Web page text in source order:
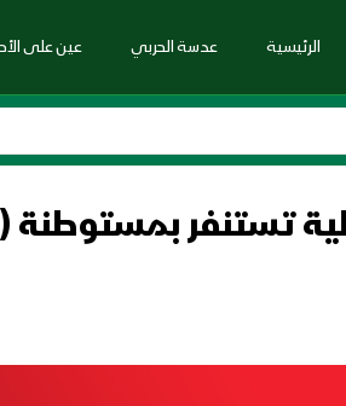
الرئيسية عدسة الحربي عين على
تستنفر